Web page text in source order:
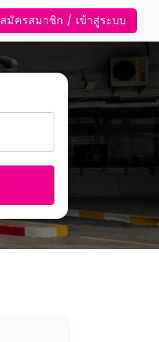
สมัครสมาชิก / เข้าสู่ระบบ